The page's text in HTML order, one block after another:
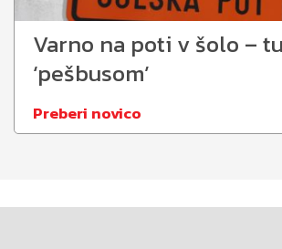
Varno na poti v šolo –
‘pešbusom’
Preberi novico